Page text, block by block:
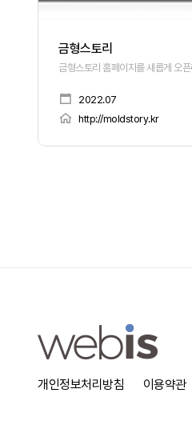
금형스토리
금형스토리 홈페이지를 새롭게 오
2022.07
http://moldstory.kr
개인정보처리방침 이용약관